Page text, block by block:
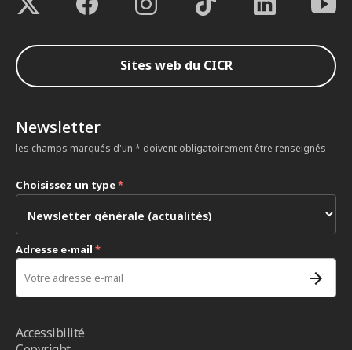
Sites web du CICR
Newsletter
les champs marqués d'un * doivent obligatoirement être renseignés
Choisissez un type*
Adresse e-mail *
Accessibilité